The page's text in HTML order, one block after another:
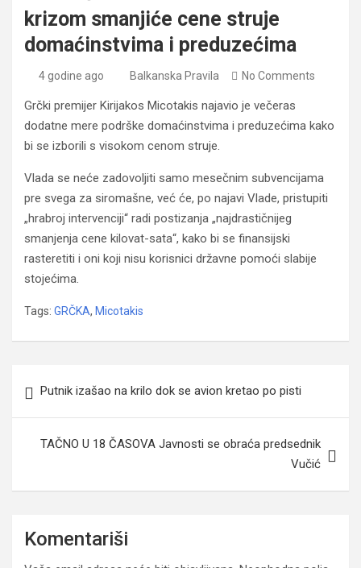
krizom smanjiće cene struje
domaćinstvima i preduzećima
4 godine ago Balkanska Pravila No Comments
Grčki premijer Kirijakos Micotakis najavio je večeras
dodatne mere podrške domaćinstvima i preduzećima kako
bi se izborili s visokom cenom struje.
Vlada se neće zadovoljiti samo mesečnim subvencijama
pre svega za siromašne, već će, po najavi Vlade, pristupiti
„hrabroj intervenciji“ radi postizanja „najdrastičnijeg
smanjenja cene kilovat-sata“, kako bi se finansijski
rasteretiti i oni koji nisu korisnici državne pomoći slabije
stojećima.
Tags: GRČKA, Micotakis
članaka
Putnik izašao na krilo dok se avion kretao po pisti
TAČNO U 18 ČASOVA Javnosti se obraća predsednik
Vučić
Komentariši